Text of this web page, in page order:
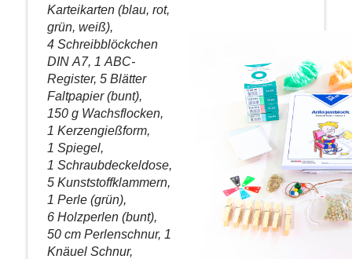
Karteikarten (blau, rot,
grün, weiß),
4 Schreibblöckchen
DIN A7, 1 ABC-
Register, 5 Blätter
Faltpapier (bunt),
150 g Wachsflocken,
1 Kerzengießform,
1 Spiegel,
1 Schraubdeckeldose,
5 Kunststoffklammern,
1 Perle (grün),
6 Holzperlen (bunt),
50 cm Perlenschnur, 1
Knäuel Schnur,